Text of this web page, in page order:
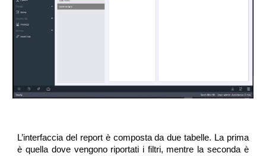
L’interfaccia del report è composta da due tabelle. La prima
è quella dove vengono riportati i filtri, mentre la seconda è